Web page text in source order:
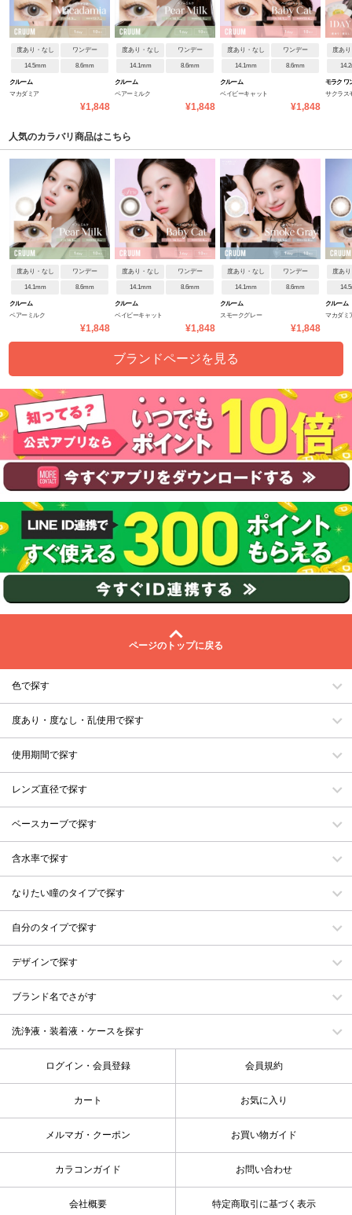
度あり・なし ワンデー
14.5mm 8.6mm
クルーム
マカダミア
¥1,848
度あり・なし ワンデー
14.1mm 8.6mm
クルーム
ペアーミルク
¥1,848
度あり・なし ワンデー
14.1mm 8.6mm
クルーム
ベイビーキャット
¥1,848
度あ
モラク ワ
サクラス
人気のカラバリ商品はこちら
度あり・なし ワンデー
14.1mm 8.6mm
クルーム
ペアーミルク
¥1,848
度あり・なし ワンデー
14.1mm 8.6mm
クルーム
ベイビーキャット
¥1,848
度あり・なし ワンデー
14.1mm 8.6mm
クルーム
スモークグレー
¥1,848
度あ
クルーム
マカダミ
ブランドページを見る
ページのトップに戻る
色で探す
度あり・度なし・乱使用で探す
使用期間で探す
レンズ直径で探す
ベースカーブで探す
含水率で探す
なりたい瞳のタイプで探す
自分のタイプで探す
デザインで探す
ブランド名でさがす
洗浄液・装着液・ケースを探す
ログイン・会員登録 会員規約
カート お気に入り
メルマガ・クーポン お買い物ガイド
カラコンガイド お問い合わせ
会社概要 特定商取引に基づく表示